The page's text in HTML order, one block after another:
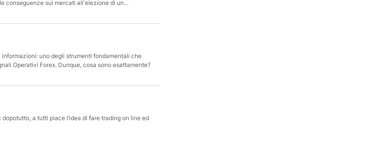
conseguenze sui mercati all'elezione di un
analisi sulle influenze nei mercati
uno degli strumenti fondamentali che
Operativi Forex. Dunque, cosa sono esattamente?
a tutti piace l’idea di fare trading on line ed